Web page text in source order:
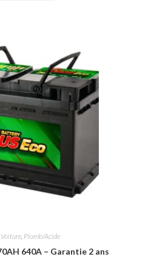
Plomb/Acide
640A – Garantie 2 ans